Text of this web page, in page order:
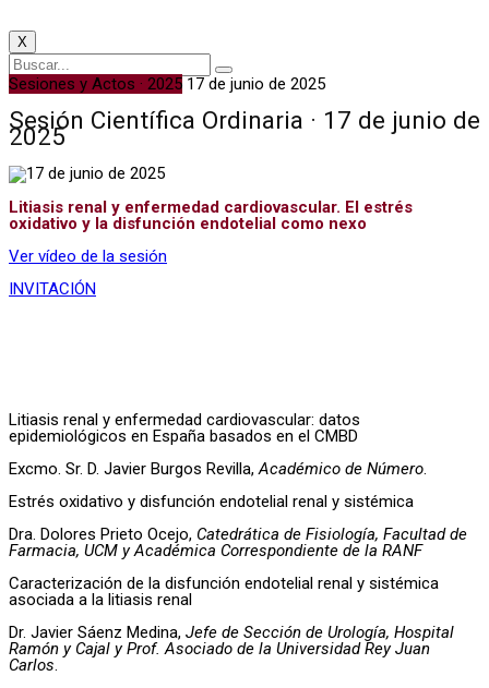
X
Sesiones y Actos · 2025 17 de junio de 2025
Sesión Científica Ordinaria · 17 de junio de
2025
Litiasis renal y enfermedad cardiovascular. El estrés
oxidativo y la disfunción endotelial como nexo
Ver vídeo de la sesión
INVITACIÓN
Litiasis renal y enfermedad cardiovascular: datos
epidemiológicos en España basados en el CMBD
Excmo. Sr. D. Javier Burgos Revilla,Académico de Número.
Estrés oxidativo y disfunción endotelial renal y sistémica
Dra. Dolores Prieto Ocejo, Catedrática de Fisiología, Facultad de
Farmacia, UCM y Académica Correspondiente de la RANF
Caracterización de la disfunción endotelial renal y sistémica
asociada a la litiasis renal
Dr. Javier Sáenz Medina, Jefe de Sección de Urología, Hospital
Ramón y Cajal y Prof. Asociado de la Universidad Rey Juan
Carlos.